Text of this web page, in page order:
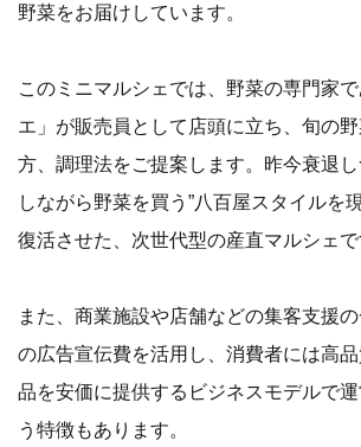
野菜をお届けしています。
このミニマルシェでは、野菜の専門家
エ」が販売員として店頭に立ち、旬の
方、調理法をご提案します。昨今衰退
しながら野菜を買う”八百屋スタイルを
復活させた、次世代型の産直マルシェで
また、商業施設や店舗などの集客支援
の広告宣伝費を活用し、消費者には高
品を安価に提供するビジネスモデルで
う特徴もあります。